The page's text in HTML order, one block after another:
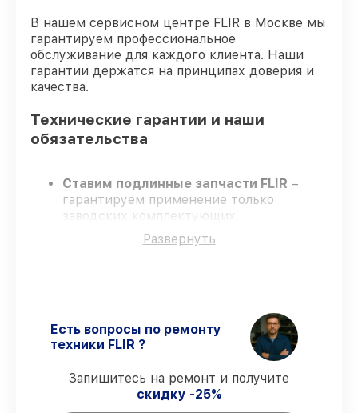
В нашем сервисном центре FLIR в Москве мы
гарантируем профессиональное
обслуживание для каждого клиента. Наши
гарантии держатся на принципах доверия и
качества.
Технические гарантии и наши
обязательства
Ставим подлинные запчасти FLIR –
гарантируем применение только
заводских комплектующих.
Опытные специалисты
жёсткий контроль знаний и навыков, что
тепловизора FLIR ONE Pro LT (для iOS)
435001203 без задержек.
Официальная гарантия
– все работы и
запчасти защищены официальной
гарантией FLIR.
Развернуть
Есть вопросы по ремонту
техники FLIR ?
Запишитесь на ремонт и получите
скидку -25%